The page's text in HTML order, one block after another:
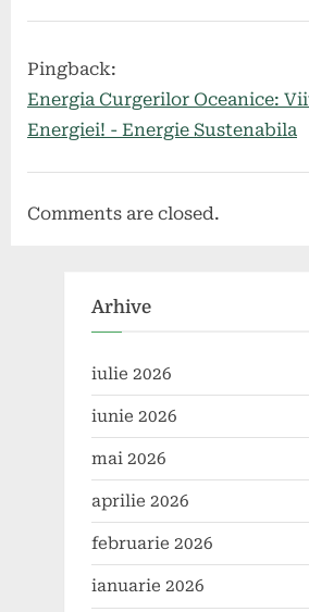
Pingback:
Energia Curgerilor Oceanice:
Energiei! - Energie Sustenabila
Comments are closed.
Arhive
iulie 2026
iunie 2026
mai 2026
aprilie 2026
februarie 2026
ianuarie 2026